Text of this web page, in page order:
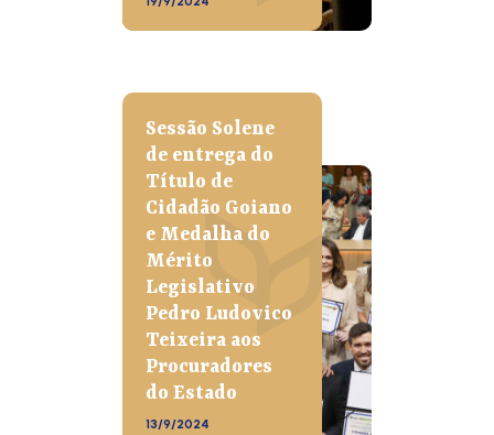
Sessão Solene
de entrega do
Título de
Cidadão Goiano
e Medalha do
Mérito
Legislativo
Pedro Ludovico
Teixeira aos
Procuradores
do Estado
13/9/2024